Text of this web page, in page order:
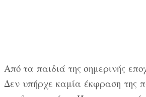
Από τα παιδιά της σημερινής
Δεν υπήρχε καμία έκφραση της